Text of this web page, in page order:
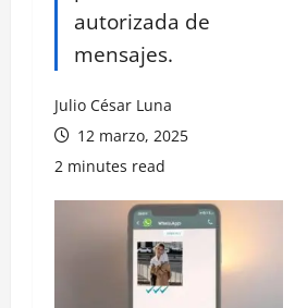
autorizada de
mensajes.
Julio César Luna
12 marzo, 2025
2 minutes read